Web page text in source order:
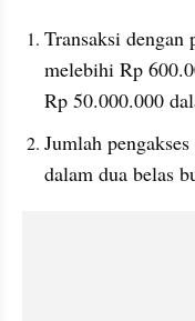
Transaksi dengan
melebihi Rp
Rp 50.000.000
Jumlah
dalam dua belas